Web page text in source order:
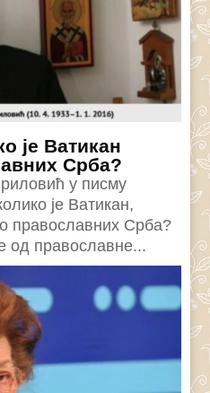
је Ватикан
Срба?
у писму
је Ватикан,
православних Срба?
од православне...